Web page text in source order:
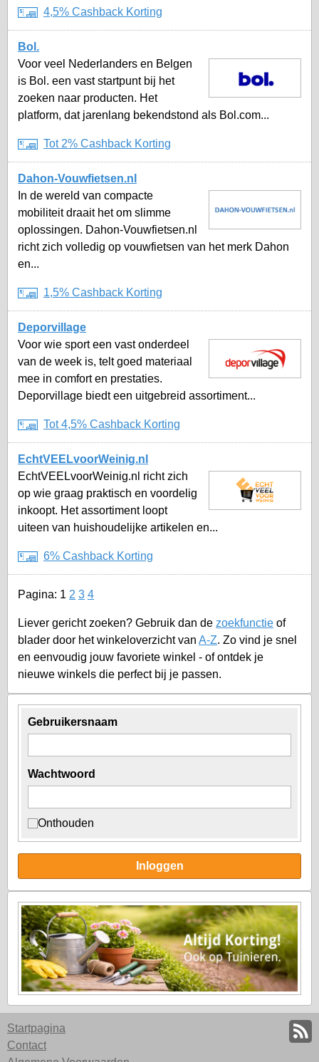
Gebruikersnaam
Wachtwoord
Onthouden
Inloggen
4,5% Cashback Korting
Bol.
Voor veel Nederlanders en Belgen
is Bol. een vast startpunt bij het
zoeken naar producten. Het
platform, dat jarenlang bekendstond als Bol.com...
Tot 2% Cashback Korting
Dahon-Vouwfietsen.nl
In de wereld van compacte
mobiliteit draait het om slimme
oplossingen. Dahon-Vouwfietsen.nl
richt zich volledig op vouwfietsen van het merk Dahon
en...
1,5% Cashback Korting
Deporvillage
Voor wie sport een vast onderdeel
van de week is, telt goed materiaal
mee in comfort en prestaties.
Deporvillage biedt een uitgebreid assortiment...
Tot 4,5% Cashback Korting
EchtVEELvoorWeinig.nl
EchtVEELvoorWeinig.nl richt zich
op wie graag praktisch en voordelig
inkoopt. Het assortiment loopt
uiteen van huishoudelijke artikelen en...
6% Cashback Korting
Pagina: 1 2 3 4
Liever gericht zoeken? Gebruik dan de zoekfunctie of
blader door het winkeloverzicht van A-Z. Zo vind je snel
en eenvoudig jouw favoriete winkel - of ontdek je
nieuwe winkels die perfect bij je passen.
Startpagina
Contact